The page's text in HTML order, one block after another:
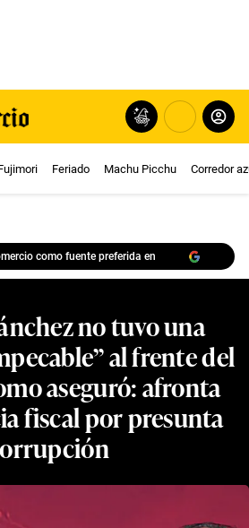
Feriado Machu Picchu Corredor
como fuente preferida en
no tuvo una
al frente del
aseguró: afronta
fiscal por presunta